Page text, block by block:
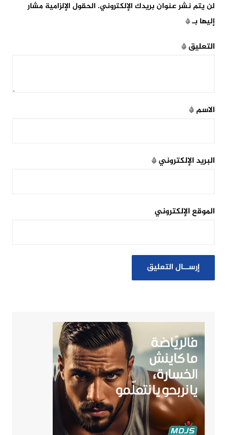
لن يتم نشر عنوان بريدك الإلكتروني. الحقول الإلزامية مشار
إليها بـ*
التعليق*
الاسم*
البريد الإلكتروني*
الموقع الإلكتروني